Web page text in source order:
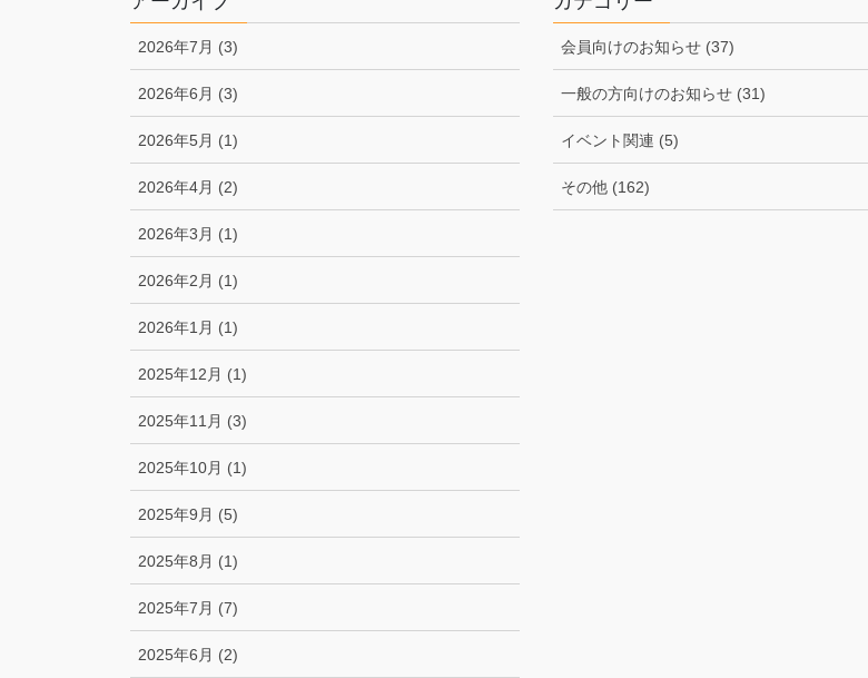
2026年7月 (3)
2026年6月 (3)
2026年5月 (1)
2026年4月 (2)
2026年3月 (1)
2026年2月 (1)
2026年1月 (1)
2025年12月 (1)
2025年11月 (3)
2025年10月 (1)
2025年9月 (5)
2025年8月 (1)
2025年7月 (7)
2025年6月 (2)
会員向けのお知らせ (37)
一般の方向けのお知らせ (31)
イベント関連 (5)
その他 (162)